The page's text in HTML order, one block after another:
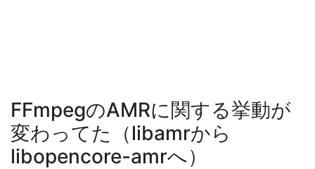
FFmpegのAMRに関する挙動が
変わってた（libamrから
libopencore-amrへ）